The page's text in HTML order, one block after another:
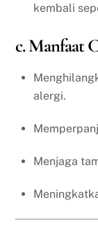
kembali
c. Manfaat
alergi.
Menjaga